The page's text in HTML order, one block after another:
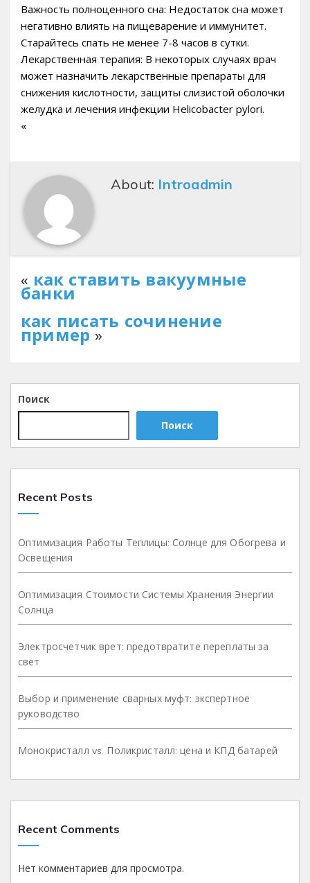
Важность полноценного сна: Недостаток сна может
негативно влиять на пищеварение и иммунитет.
Старайтесь спать не менее 7-8 часов в сутки.
Лекарственная терапия: В некоторых случаях врач
может назначить лекарственные препараты для
снижения кислотности, защиты слизистой оболочки
желудка и лечения инфекции Helicobacter pylori.
«
About: Introadmin
« как ставить вакуумные
банки
как писать сочинение
пример »
Поиск
Поиск
Recent Posts
Оптимизация Работы Теплицы: Солнце для Обогрева и
Освещения
Оптимизация Стоимости Системы Хранения Энергии
Солнца
Электросчетчик врет: предотвратите переплаты за
свет
Выбор и применение сварных муфт: экспертное
руководство
Монокристалл vs. Поликристалл: цена и КПД батарей
Recent Comments
Нет комментариев для просмотра.